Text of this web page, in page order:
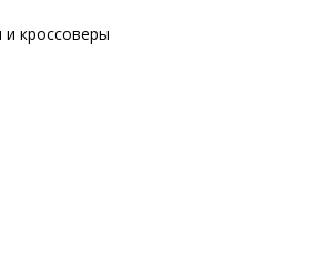
кроссоверы